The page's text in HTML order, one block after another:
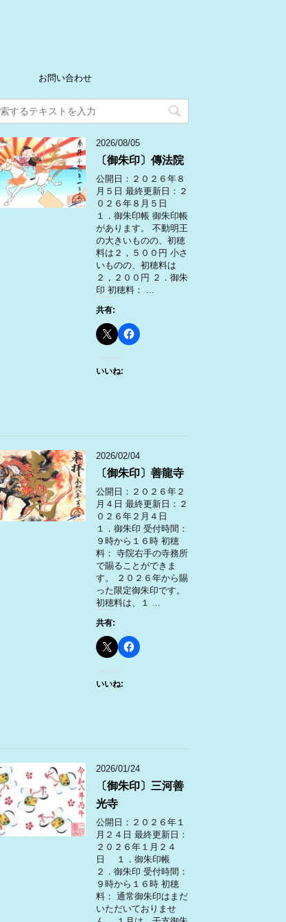
お問い合わせ
2026/08/05
〔御朱印〕傳法院
公開日：２０２６年８
月５日 最終更新日：２
０２６年８月５日
１．御朱印帳 御朱印帳
があります。 不動明王
の大きいものの、初穂
料は２，５００円 小さ
いものの、初穂料は
２，２００円 ２．御朱
印 初穂料： ...
共有:
いいね:
2026/02/04
〔御朱印〕善龍寺
公開日：２０２６年２
月４日 最終更新日：２
０２６年２月４日
１．御朱印 受付時間：
９時から１６時 初穂
料： 寺院右手の寺務所
で賜ることができま
す。 ２０２６年から賜
った限定御朱印です。
初穂料は、１ ...
共有:
いいね:
2026/01/24
〔御朱印〕三河善
光寺
公開日：２０２６年１
月２４日 最終更新日：
２０２６年１月２４
日 １．御朱印帳
２．御朱印 受付時間：
９時から１６時 初穂
料： 通常御朱印はまだ
いただいておりませ